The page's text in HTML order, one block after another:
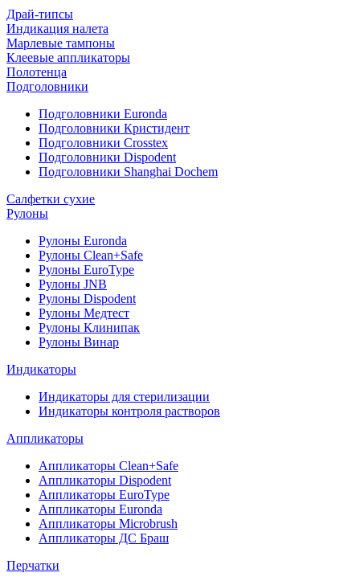
Драй-типсы
Индикация налета
Марлевые тампоны
Клеевые аппликаторы
Полотенца
Подголовники
Подголовники Euronda
Подголовники Кристидент
Подголовники Crosstex
Подголовники Dispodent
Подголовники Shanghai Dochem
Салфетки сухие
Рулоны
Рулоны Euronda
Рулоны Clean+Safe
Рулоны EuroType
Рулоны JNB
Рулоны Dispodent
Рулоны Медтест
Рулоны Клинипак
Рулоны Винар
Индикаторы
Индикаторы для стерилизации
Индикаторы контроля растворов
Аппликаторы
Аппликаторы Clean+Safe
Аппликаторы Dispodent
Аппликаторы EuroType
Аппликаторы Euronda
Аппликаторы Microbrush
Аппликаторы ДС Браш
Перчатки